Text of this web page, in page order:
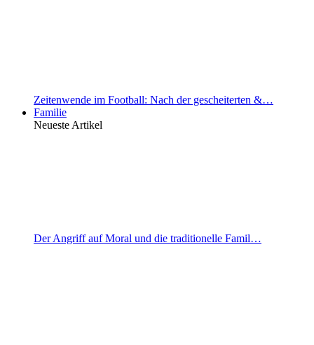
Zeitenwende im Football: Nach der gescheiterten &…
Familie
Neueste Artikel
Der Angriff auf Moral und die traditionelle Famil…